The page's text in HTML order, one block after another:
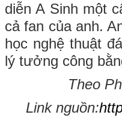
diễn A Sinh một
cả fan của anh.
học nghệ thuật
lý tưởng công
Theo
Link nguồn: